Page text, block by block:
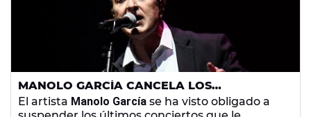
MANOLO GARCÍA CANCELA LOS
CONCIERTOS DE SU GIRA POR UNA
MIOCARDITIS AGUDA
El artista Manolo García se ha visto obligado a